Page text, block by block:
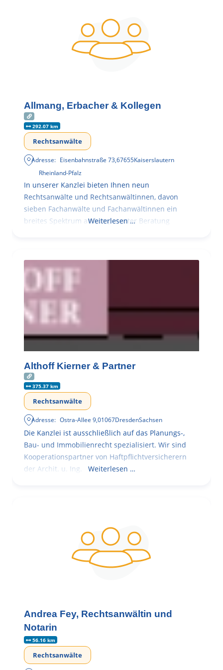
Allmang, Erbacher & Kollegen
292.07 km
Rechtsanwälte
Adresse: Eisenbahnstraße 73,67655Kaiserslautern
Rheinland-Pfalz
In unserer Kanzlei bieten Ihnen neun
Rechtsanwälte und Rechtsanwältinnen, davon
sieben Fachanwälte und Fachanwältinnen ein
breites Spektrum an kompetenter Beratung
Weiterlesen …
Althoff Kierner & Partner
375.37 km
Rechtsanwälte
Adresse: Ostra-Allee 9,01067DresdenSachsen
Die Kanzlei ist ausschließlich auf das Planungs-,
Bau- und Immobilienrecht spezialisiert. Wir sind
Kooperationspartner von Haftpflichtversicherern
der Archit. u. Ing.
Weiterlesen …
Andrea Fey, Rechtsanwältin und
Notarin
56.16 km
Rechtsanwälte